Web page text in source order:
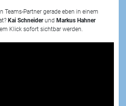
Teams-Partner gerade eben in einem
Kai Schneiderund Markus Hahner
Klick sofort sichtbar werden.